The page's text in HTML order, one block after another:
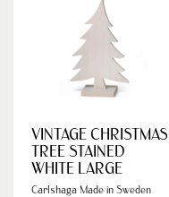
VINTAGE CHRISTMAS
TREE STAINED
WHITE LARGE
Carlshaga Made in Sweden